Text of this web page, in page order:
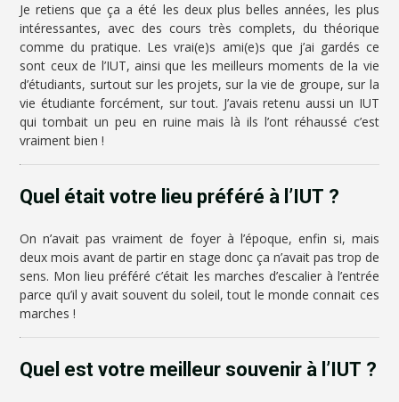
Je retiens que ça a été les deux plus belles années, les plus
intéressantes, avec des cours très complets, du théorique
comme du pratique. Les vrai(e)s ami(e)s que j’ai gardés ce
sont ceux de l’IUT, ainsi que les meilleurs moments de la vie
d’étudiants, surtout sur les projets, sur la vie de groupe, sur la
vie étudiante forcément, sur tout. J’avais retenu aussi un IUT
qui tombait un peu en ruine mais là ils l’ont réhaussé c’est
vraiment bien !
Quel était votre lieu préféré à l’IUT ?
On n’avait pas vraiment de foyer à l’époque, enfin si, mais
deux mois avant de partir en stage donc ça n’avait pas trop de
sens. Mon lieu préféré c’était les marches d’escalier à l’entrée
parce qu’il y avait souvent du soleil, tout le monde connait ces
marches !
Quel est votre meilleur souvenir à l’IUT ?